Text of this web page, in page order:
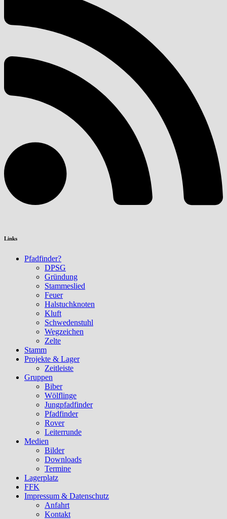
Links
Pfadfinder?
DPSG
Gründung
Stammeslied
Feuer
Halstuchknoten
Kluft
Schwedenstuhl
Wegzeichen
Zelte
Stamm
Projekte & Lager
Zeitleiste
Gruppen
Biber
Wölflinge
Jungpfadfinder
Pfadfinder
Rover
Leiterrunde
Medien
Bilder
Downloads
Termine
Lagerplatz
FFK
Impressum & Datenschutz
Anfahrt
Kontakt